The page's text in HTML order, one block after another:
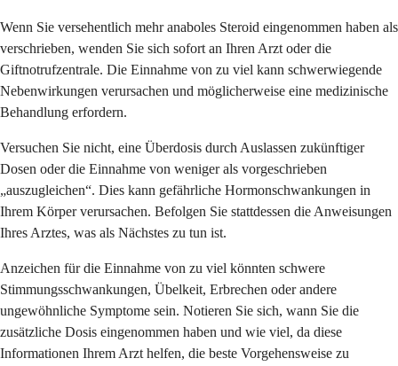
Wenn Sie versehentlich mehr anaboles Steroid eingenommen haben als
verschrieben, wenden Sie sich sofort an Ihren Arzt oder die
Giftnotrufzentrale. Die Einnahme von zu viel kann schwerwiegende
Nebenwirkungen verursachen und möglicherweise eine medizinische
Behandlung erfordern.
Versuchen Sie nicht, eine Überdosis durch Auslassen zukünftiger
Dosen oder die Einnahme von weniger als vorgeschrieben
„auszugleichen“. Dies kann gefährliche Hormonschwankungen in
Ihrem Körper verursachen. Befolgen Sie stattdessen die Anweisungen
Ihres Arztes, was als Nächstes zu tun ist.
Anzeichen für die Einnahme von zu viel könnten schwere
Stimmungsschwankungen, Übelkeit, Erbrechen oder andere
ungewöhnliche Symptome sein. Notieren Sie sich, wann Sie die
zusätzliche Dosis eingenommen haben und wie viel, da diese
Informationen Ihrem Arzt helfen, die beste Vorgehensweise zu